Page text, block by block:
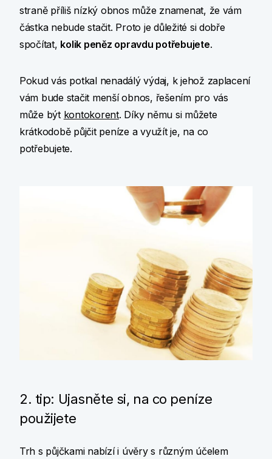
straně příliš nízký obnos může znamenat, že vám
částka nebude stačit. Proto je důležité si dobře
spočítat, kolik peněz opravdu potřebujete.
Pokud vás potkal nenadálý výdaj, k jehož zaplacení
vám bude stačit menší obnos, řešením pro vás
může být kontokorent. Díky němu si můžete
krátkodobě půjčit peníze a využít je, na co
potřebujete.
2. tip: Ujasněte si, na co peníze
použijete
Trh s půjčkami nabízí i úvěry s různým účelem